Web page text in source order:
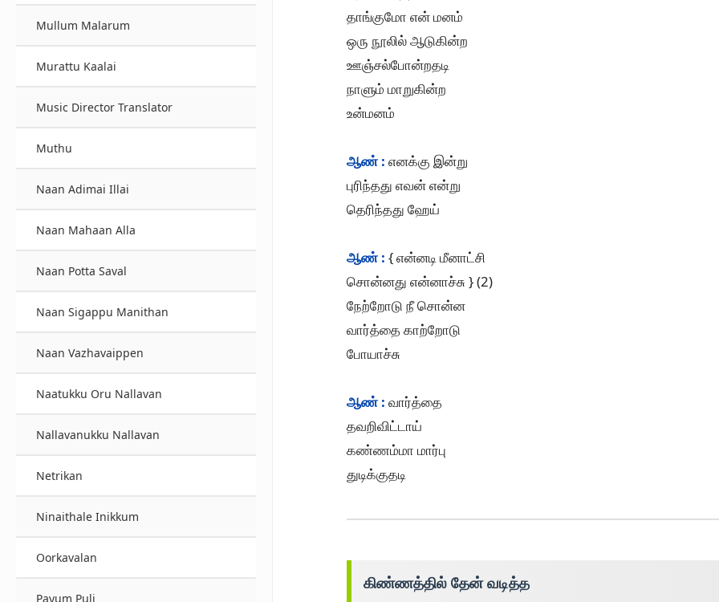
Mullum Malarum
Murattu Kaalai
Music Director Translator
Muthu
Naan Adimai Illai
Naan Mahaan Alla
Naan Potta Saval
Naan Sigappu Manithan
Naan Vazhavaippen
Naatukku Oru Nallavan
Nallavanukku Nallavan
Netrikan
Ninaithale Inikkum
Oorkavalan
Payum Puli
தாங்குமோ என் மனம்
ஒரு நூலில் ஆடுகின்ற
ஊஞ்சல்போன்றதடி
நாளும் மாறுகின்ற
உன்மனம்
ஆண் : எனக்கு இன்று
புரிந்தது எவன் என்று
தெரிந்தது ஹேய்
ஆண் : { என்னடி மீனாட்சி
சொன்னது என்னாச்சு } (2)
நேற்றோடு நீ சொன்ன
வார்த்தை காற்றோடு
போயாச்சு
ஆண் : வார்த்தை
தவறிவிட்டாய்
கண்ணம்மா மார்பு
துடிக்குதடி
கிண்ணத்தில் தேன் வடித்த